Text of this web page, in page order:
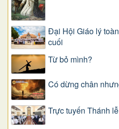
Đại Hội Giáo lý
cuối
Từ bỏ mình?
Có dừng chân
Trực tuyến Thánh